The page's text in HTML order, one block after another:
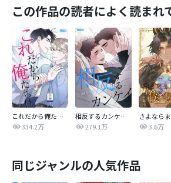
この作品の読者によく読まれ
これだから俺たちは
334.2万
相反するカンケイ【改訂版】
279.1万
3.6万
同じジャンルの人気作品